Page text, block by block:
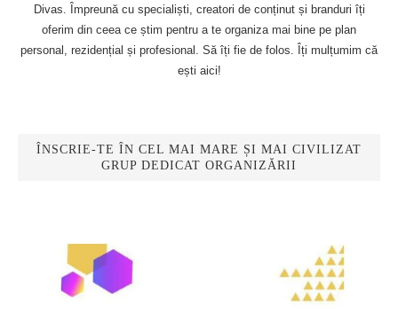
Divas. Împreună cu specialiști, creatori de conținut și branduri îți
oferim din ceea ce știm pentru a te organiza mai bine pe plan
personal, rezidențial și profesional. Să îți fie de folos. Îți mulțumim că
ești aici!
ÎNSCRIE-TE ÎN CEL MAI MARE ȘI MAI CIVILIZAT
GRUP DEDICAT ORGANIZĂRII